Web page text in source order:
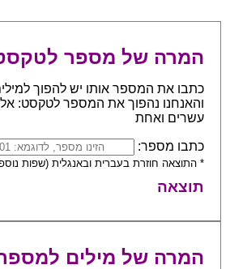
המרה של מספר
והאנחנו נהפוך את המספר לטקסט:
עשרים ואחת
כתבו מספר:
* התוצאה חוזרת בעברית ובאנגלית (שפות
תוצאה
המרה של מילים